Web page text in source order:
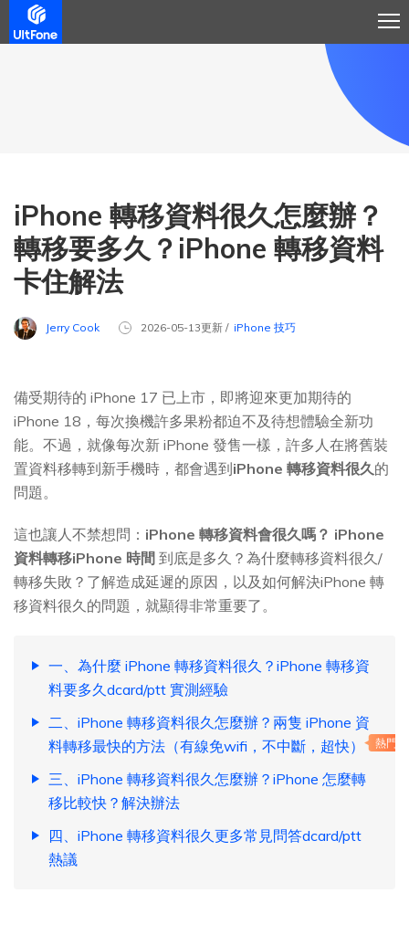
iPhone 轉移資料很久怎麼辦？
轉移要多久？iPhone 轉移資料
卡住解法
Jerry Cook 2026-05-13更新 / iPhone 技巧
備受期待的 iPhone 17 已上市，即將迎來更加期待的
iPhone 18，每次換機許多果粉都迫不及待想體驗全新功
能。不過，就像每次新 iPhone 發售一樣，許多人在將舊裝
置資料移轉到新手機時，都會遇到iPhone 轉移資料很久的
問題。
這也讓人不禁想問： iPhone 轉移資料會很久嗎？ iPhone
資料轉移iPhone 時間 到底是多久？為什麼轉移資料很久/
轉移失敗？了解造成延遲的原因，以及如何解決iPhone 轉
移資料很久的問題，就顯得非常重要了。
一、為什麼 iPhone 轉移資料很久？iPhone 轉移資
料要多久dcard/ptt 實測經驗
二、iPhone 轉移資料很久怎麼辦？兩隻 iPhone 資
料轉移最快的方法（有線免wifi，不中斷，超快）
熱門
三、iPhone 轉移資料很久怎麼辦？iPhone 怎麼轉
移比較快？解決辦法
四、iPhone 轉移資料很久更多常見問答dcard/ptt
熱議